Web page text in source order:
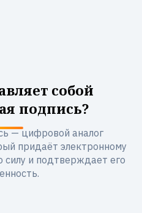
собой
подпись?
— цифровой аналог
придаёт электронному
и подтверждает его